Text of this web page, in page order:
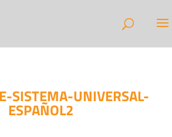
SISTEMA-UNIVERSAL-
ESPAÑOL2